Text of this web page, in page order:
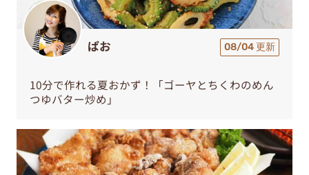
ぱお 08/04 更新
10分で作れる夏おかず！「ゴーヤとちくわのめん
つゆバター炒め」